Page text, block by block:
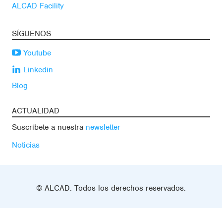
ALCAD Facility
SÍGUENOS
Youtube
Linkedin
Blog
ACTUALIDAD
Suscríbete a nuestra newsletter
Noticias
© ALCAD. Todos los derechos reservados.